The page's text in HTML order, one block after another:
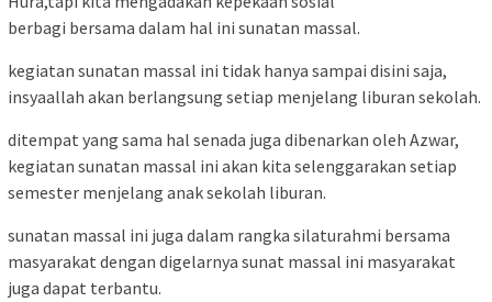
berbagi bersama dalam hal ini sunatan massal.
kegiatan sunatan massal ini tidak hanya sampai disini saja,
insyaallah akan berlangsung setiap menjelang liburan sekolah.
ditempat yang sama hal senada juga dibenarkan oleh Azwar,
kegiatan sunatan massal ini akan kita selenggarakan setiap
semester menjelang anak sekolah liburan.
sunatan massal ini juga dalam rangka silaturahmi bersama
masyarakat dengan digelarnya sunat massal ini masyarakat
juga dapat terbantu.